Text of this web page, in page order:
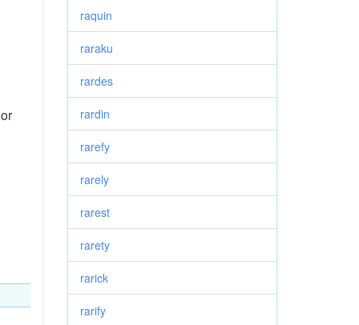
raquin
raraku
rardes
rardin
rarefy
rarely
rarest
rarety
rarick
rarify